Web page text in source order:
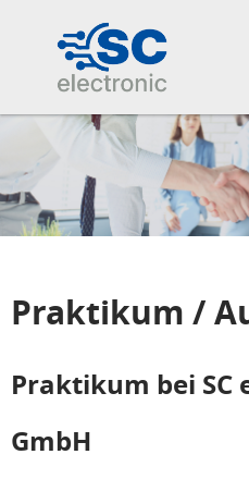
Praktikum /
Praktikum bei SC
GmbH